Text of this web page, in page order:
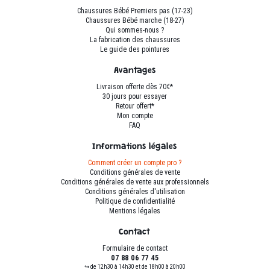
choisies
sur
la
page
du
produit
Chaussures Bébé Premiers pas (17-23)
Chaussures Bébé marche (18-27)
Qui sommes-nous ?
La fabrication des chaussures
Le guide des pointures
Avantages
Livraison offerte dès 70€*
30 jours pour essayer
Retour offert*
Mon compte
FAQ
Informations légales
Comment créer un compte pro ?
Conditions générales de vente
Conditions générales de vente aux professionnels
Conditions générales d'utilisation
Politique de confidentialité
Mentions légales
Contact
Formulaire de contact
07 88 06 77 45
↪ de 12h30 à 14h30 et de 18h00 à 20h00